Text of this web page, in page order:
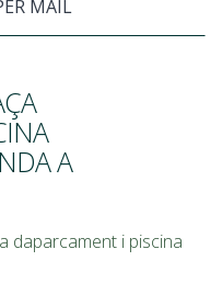
MAIL
A
daparcament i piscina